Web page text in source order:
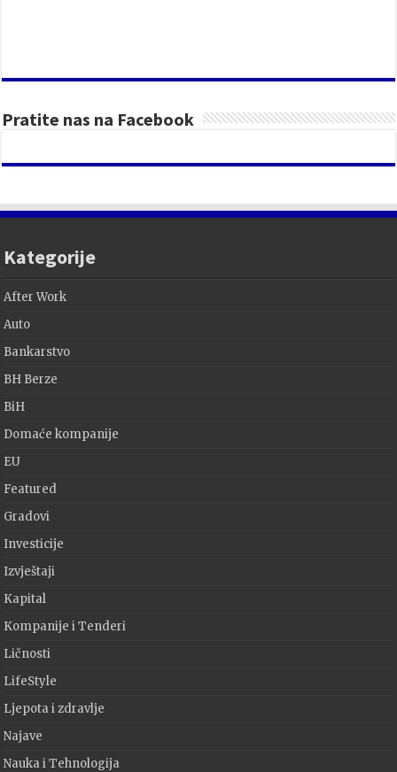
Pratite nas na Facebook
Kategorije
After Work
Auto
Bankarstvo
BH Berze
BiH
Domaće kompanije
EU
Featured
Gradovi
Investicije
Izvještaji
Kapital
Kompanije i Tenderi
Ličnosti
LifeStyle
Ljepota i zdravlje
Najave
Nauka i Tehnologija